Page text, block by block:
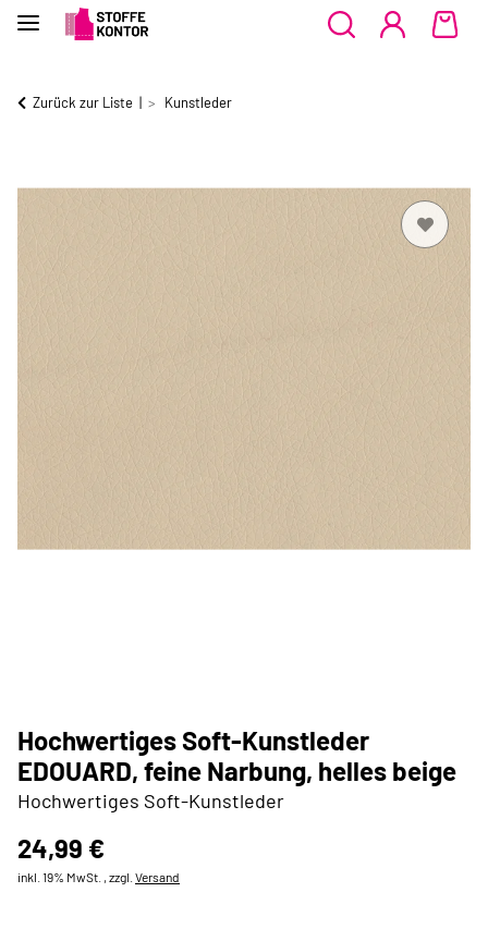
Zurück zur Liste Kunstleder
Hochwertiges Soft-Kunstleder
EDOUARD, feine Narbung, helles beige
Hochwertiges Soft-Kunstleder
24,99 €
inkl. 19% MwSt. , zzgl. Versand